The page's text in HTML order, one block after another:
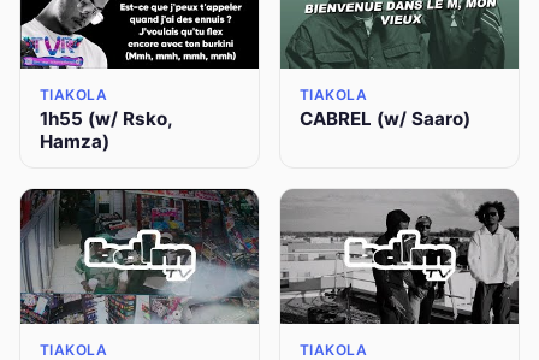
TIAKOLA
1h55 (w/ Rsko,
Hamza)
TIAKOLA
CABREL (w/ Saaro)
TIAKOLA TIAKOLA